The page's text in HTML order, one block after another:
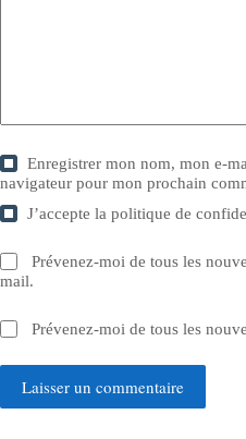
Enregistrer mon nom, mon e-
navigateur pour mon prochain
J’accepte lapolitique de
Prévenez-moi de tous les
mail.
Prévenez-moi de tous les
Laisser un commentaire